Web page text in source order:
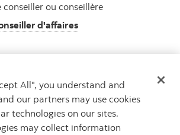
ou conseillère
d'affaires
vous
All", you understand and
our partners may use cookies
technologies on our sites.
may collect information